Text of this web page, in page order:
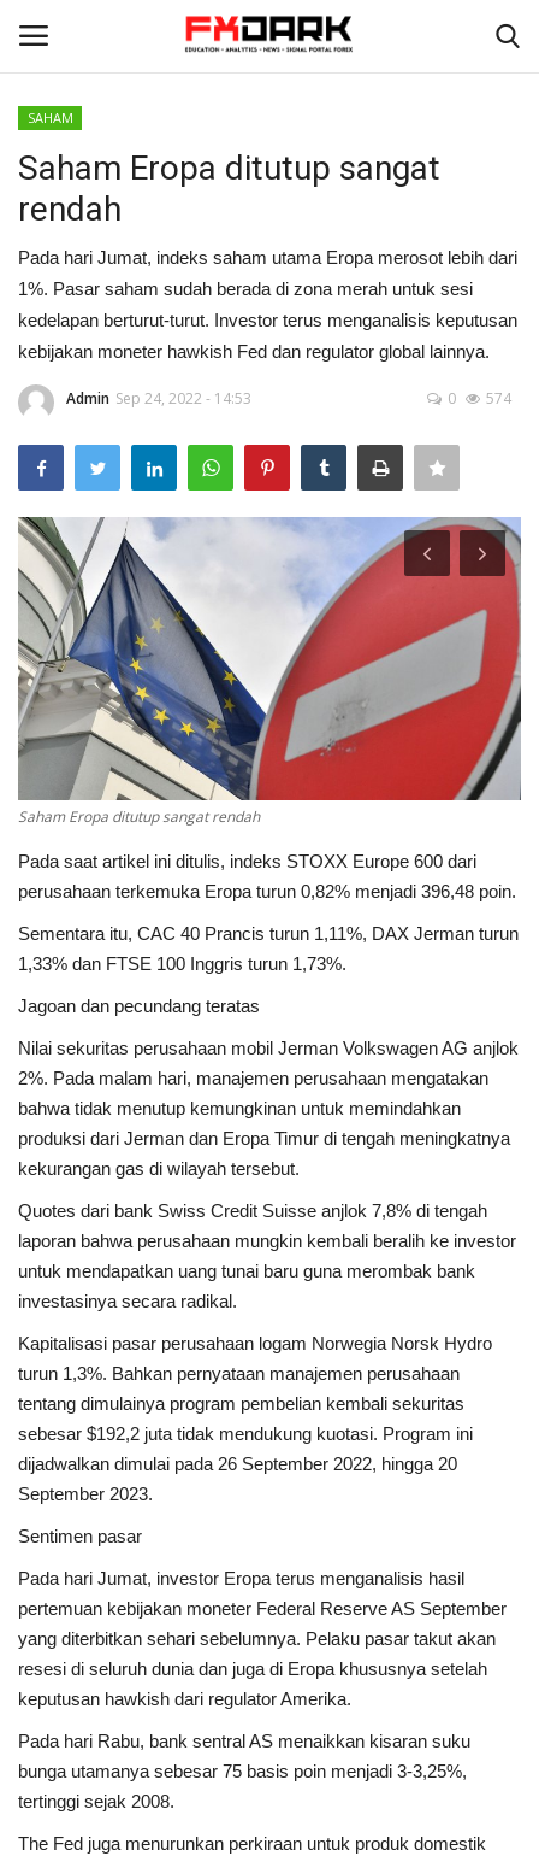
Home
PROFIRM
Tentang Kami
Contact
STRATEGI
ANALISA
FOREX
CRYPTO
SAHAM
BROKER
kalender ekonomi
Gallery
Forum
Language
English Indonesia
SAHAM
Saham Eropa ditutup sangat
rendah
Pada hari Jumat, indeks saham utama Eropa merosot lebih dari
1%. Pasar saham sudah berada di zona merah untuk sesi
kedelapan berturut-turut. Investor terus menganalisis keputusan
kebijakan moneter hawkish Fed dan regulator global lainnya.
Admin Sep 24, 2022 - 14:53 0 574
Saham Eropa ditutup sangat rendah
Pada saat artikel ini ditulis, indeks STOXX Europe 600 dari
perusahaan terkemuka Eropa turun 0,82% menjadi 396,48 poin.
Sementara itu, CAC 40 Prancis turun 1,11%, DAX Jerman turun
1,33% dan FTSE 100 Inggris turun 1,73%.
Jagoan dan pecundang teratas
Nilai sekuritas perusahaan mobil Jerman Volkswagen AG anjlok
2%. Pada malam hari, manajemen perusahaan mengatakan
bahwa tidak menutup kemungkinan untuk memindahkan
produksi dari Jerman dan Eropa Timur di tengah meningkatnya
kekurangan gas di wilayah tersebut.
Quotes dari bank Swiss Credit Suisse anjlok 7,8% di tengah
laporan bahwa perusahaan mungkin kembali beralih ke investor
untuk mendapatkan uang tunai baru guna merombak bank
investasinya secara radikal.
Kapitalisasi pasar perusahaan logam Norwegia Norsk Hydro
turun 1,3%. Bahkan pernyataan manajemen perusahaan
tentang dimulainya program pembelian kembali sekuritas
sebesar $192,2 juta tidak mendukung kuotasi. Program ini
dijadwalkan dimulai pada 26 September 2022, hingga 20
September 2023.
Sentimen pasar
Pada hari Jumat, investor Eropa terus menganalisis hasil
pertemuan kebijakan moneter Federal Reserve AS September
yang diterbitkan sehari sebelumnya. Pelaku pasar takut akan
resesi di seluruh dunia dan juga di Eropa khususnya setelah
keputusan hawkish dari regulator Amerika.
Pada hari Rabu, bank sentral AS menaikkan kisaran suku
bunga utamanya sebesar 75 basis poin menjadi 3-3,25%,
tertinggi sejak 2008.
The Fed juga menurunkan perkiraan untuk produk domestik